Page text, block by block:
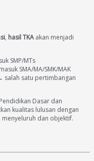
, hasil TKA akan menjadi
SMP/MTs
SMA/MA/SMK/MAK
satu pertimbangan
Dasar dan
kualitas lulusan dengan
menyeluruh dan objektif.